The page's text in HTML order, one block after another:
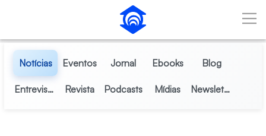
Pular para o Conteúdo principal
Notícias Eventos Jornal Ebooks Blog
Entrevistas Revista Podcasts Mídias Newsletter